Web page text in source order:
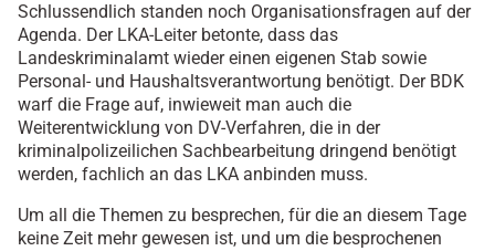
Schlussendlich standen noch Organisationsfragen auf der
Agenda. Der LKA-Leiter betonte, dass das
Landeskriminalamt wieder einen eigenen Stab sowie
Personal- und Haushaltsverantwortung benötigt. Der BDK
warf die Frage auf, inwieweit man auch die
Weiterentwicklung von DV-Verfahren, die in der
kriminalpolizeilichen Sachbearbeitung dringend benötigt
werden, fachlich an das LKA anbinden muss.
Um all die Themen zu besprechen, für die an diesem Tage
keine Zeit mehr gewesen ist, und um die besprochenen